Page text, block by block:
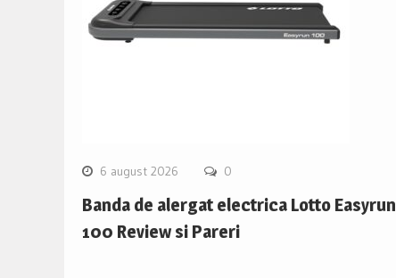
6 august 2026 0
Banda de alergat electrica Lotto Easyrun
100 Review si Pareri